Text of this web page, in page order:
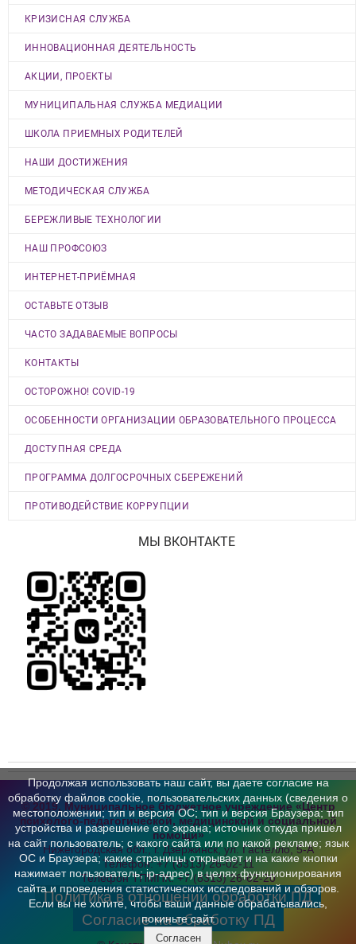
КРИЗИСНАЯ СЛУЖБА
ИННОВАЦИОННАЯ ДЕЯТЕЛЬНОСТЬ
АКЦИИ, ПРОЕКТЫ
МУНИЦИПАЛЬНАЯ СЛУЖБА МЕДИАЦИИ
ШКОЛА ПРИЕМНЫХ РОДИТЕЛЕЙ
НАШИ ДОСТИЖЕНИЯ
МЕТОДИЧЕСКАЯ СЛУЖБА
БЕРЕЖЛИВЫЕ ТЕХНОЛОГИИ
НАШ ПРОФСОЮЗ
ИНТЕРНЕТ-ПРИЁМНАЯ
ОСТАВЬТЕ ОТЗЫВ
ЧАСТО ЗАДАВАЕМЫЕ ВОПРОСЫ
КОНТАКТЫ
ОСТОРОЖНО! COVID-19
ОСОБЕННОСТИ ОРГАНИЗАЦИИ ОБРАЗОВАТЕЛЬНОГО ПРОЦЕССА
ДОСТУПНАЯ СРЕДА
ПРОГРАММА ДОЛГОСРОЧНЫХ СБЕРЕЖЕНИЙ
ПРОТИВОДЕЙСТВИЕ КОРРУПЦИИ
МЫ ВКОНТАКТЕ
© 2019, Муниципальное бюджетное учреждение «Центр
психолого-педагогической, медицинской и социальной
помощи»
Нижегородская обл., г. Дзержинск,ул. Гастелло, 5-А
Телефон:+7 (8313) 26-02-11
Телефон ТПМПК:+7 (8313) 26-62-20
Политика в отношении обработки ПД
Согласие на обработку ПД
Продолжая использовать наш сайт, вы даете согласие на
обработку файлов cookie, пользовательских данных (сведения о
местоположении; тип и версия ОС; тип и версия Браузера; тип
устройства и разрешение его экрана; источник откуда пришел
на сайт пользователь; с какого сайта или по какой рекламе; язык
ОС и Браузера; какие страницы открывает и на какие кнопки
нажимает пользователь; ip-адрес) в целях функционирования
сайта и проведения статистических исследований и обзоров.
Если вы не хотите, чтобы ваши данные обрабатывались,
покиньте сайт.
Согласен